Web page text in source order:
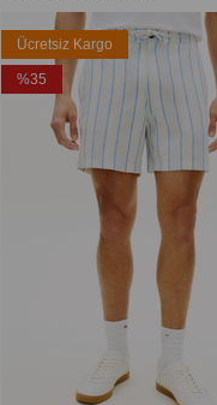
Ücretsiz Kargo
%35